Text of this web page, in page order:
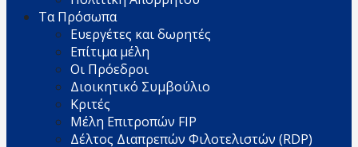
Τα Πρόσωπα
Ευεργέτες και δωρητές
Επίτιμα μέλη
Οι Πρόεδροι
Διοικητικό Συμβούλιο
Κριτές
Μέλη Επιτροπών FIP
Δέλτος Διαπρεπών Φιλοτελιστών (RDP)